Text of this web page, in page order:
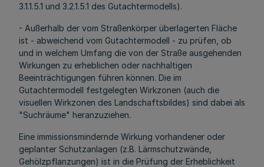
3.1.1.5.1 und 3.2.1.5.1 des Gutachtermodells).
- Außerhalb der vom Straßenkörper überlagerten Fläche
ist - abweichend vom Gutachtermodell - zu prüfen, ob
und in welchem Umfang die von der Straße ausgehenden
Wirkungen zu erheblichen oder nachhaltigen
Beeinträchtigungen führen können. Die im
Gutachtermodell festgelegten Wirkzonen (auch die
visuellen Wirkzonen des Landschaftsbildes) sind dabei als
"Suchräume" heranzuziehen.
Eine immissionsmindernde Wirkung vorhandener oder
geplanter Schutzanlagen (z.B. Lärmschutzwände,
Gehölzpflanzungen) ist in die Prüfung der Erheblichkeit